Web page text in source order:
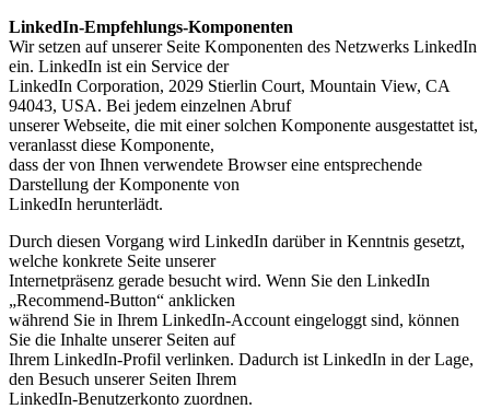
LinkedIn-Empfehlungs-Komponenten
Wir setzen auf unserer Seite Komponenten des Netzwerks LinkedIn
ein. LinkedIn ist ein Service der
LinkedIn Corporation, 2029 Stierlin Court, Mountain View, CA
94043, USA. Bei jedem einzelnen Abruf
unserer Webseite, die mit einer solchen Komponente ausgestattet ist,
veranlasst diese Komponente,
dass der von Ihnen verwendete Browser eine entsprechende
Darstellung der Komponente von
LinkedIn herunterlädt.
Durch diesen Vorgang wird LinkedIn darüber in Kenntnis gesetzt,
welche konkrete Seite unserer
Internetpräsenz gerade besucht wird. Wenn Sie den LinkedIn
„Recommend-Button“ anklicken
während Sie in Ihrem LinkedIn-Account eingeloggt sind, können
Sie die Inhalte unserer Seiten auf
Ihrem LinkedIn-Profil verlinken. Dadurch ist LinkedIn in der Lage,
den Besuch unserer Seiten Ihrem
LinkedIn-Benutzerkonto zuordnen.